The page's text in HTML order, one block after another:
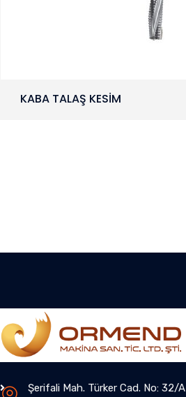
KABA TALAŞ KESİM
Şerifali Mah. Türker Cad. No: 32/A